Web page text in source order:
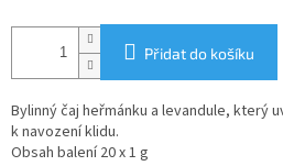
Přidat do košíku
Bylinný čaj heřmánku a levandule, který
k navození klidu.
Obsah balení 20 x 1 g